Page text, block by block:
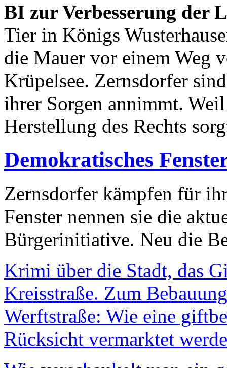
BI zur Verbesserung der
Tier in Königs
die Mauer vor einem Weg
Krüpelsee. Zernsdorfer
ihrer Sorgen annimmt.
Herstellung des Rechts
Demokratisches
Zernsdorfer kämpfen für
Fenster nennen sie die
Bürgerinitiative. Neu die
Krimi über die Stadt, das
Kreisstraße. Zum
Werftstraße: Wie eine
Rücksicht vermarktet